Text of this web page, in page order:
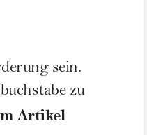
sein.
zu
Artikel